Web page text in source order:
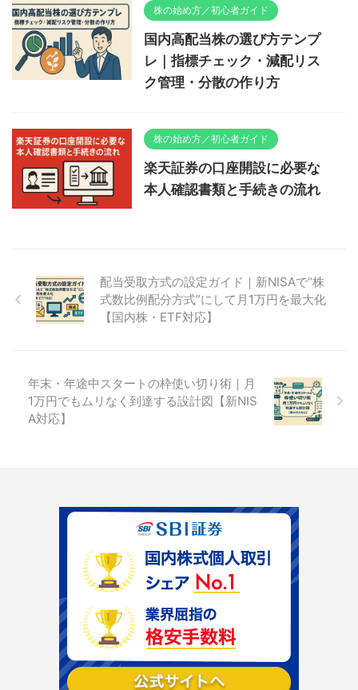
株の始め方／初心者ガイド
国内高配当株の選び方テンプ
レ｜指標チェック・減配リス
ク管理・分散の作り方
株の始め方／初心者ガイド
楽天証券の口座開設に必要な
本人確認書類と手続きの流れ
配当受取方式の設定ガイド｜新NISAで“株
式数比例配分方式”にして月1万円を最大化
【国内株・ETF対応】
年末・年途中スタートの枠使い切り術｜月
1万円でもムリなく到達する設計図【新NIS
A対応】